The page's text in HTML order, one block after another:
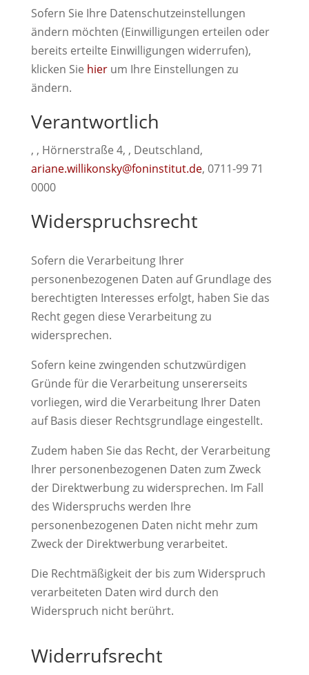
Sofern Sie Ihre Datenschutzeinstellungen
ändern möchten (Einwilligungen erteilen oder
bereits erteilte Einwilligungen widerrufen),
klicken Sie hierum Ihre Einstellungen zu
ändern.
Verantwortlich
, , Hörnerstraße 4, , Deutschland,
ariane.willikonsky@foninstitut.de, 0711-99 71
0000
Widerspruchsrecht
Sofern die Verarbeitung Ihrer
personenbezogenen Daten auf Grundlage des
berechtigten Interesses erfolgt, haben Sie das
Recht gegen diese Verarbeitung zu
widersprechen.
Sofern keine zwingenden schutzwürdigen
Gründe für die Verarbeitung unsererseits
vorliegen, wird die Verarbeitung Ihrer Daten
auf Basis dieser Rechtsgrundlage eingestellt.
Zudem haben Sie das Recht, der Verarbeitung
Ihrer personenbezogenen Daten zum Zweck
der Direktwerbung zu widersprechen. Im Fall
des Widerspruchs werden Ihre
personenbezogenen Daten nicht mehr zum
Zweck der Direktwerbung verarbeitet.
Die Rechtmäßigkeit der bis zum Widerspruch
verarbeiteten Daten wird durch den
Widerspruch nicht berührt.
Widerrufsrecht